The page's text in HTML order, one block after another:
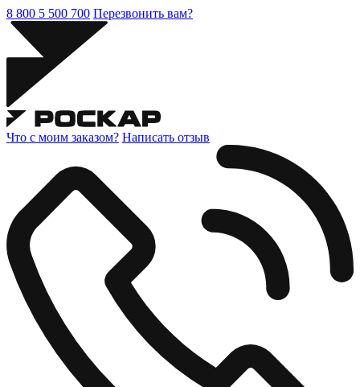
8 800 5 500 700 Перезвонить вам?
Что с моим заказом? Написать отзыв